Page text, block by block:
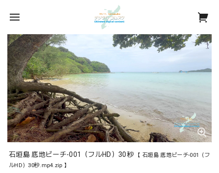
石垣島 底地ビーチ-001（フルHD）30秒
【 石垣島 底地ビーチ-001（フ
ルHD）30秒.mp4.zip 】